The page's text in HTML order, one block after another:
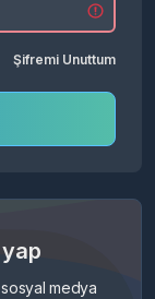
Şifremi Unuttum
medya